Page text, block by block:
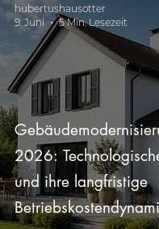
2026:
und ihre langfristige
hubertushausotter
9. Juni
5 Min. Lesezeit